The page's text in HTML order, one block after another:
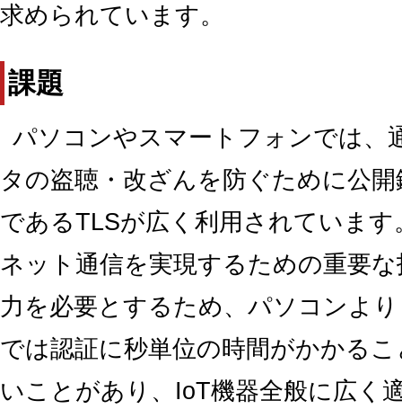
求められています。
課題
パソコンやスマートフォンでは、
タの盗聴・改ざんを防ぐために公
であるTLSが広く利用されていま
ネット通信を実現するための重要
力を必要とするため、パソコンよ
では認証に秒単位の時間がかかる
いことがあり、IoT機器全般に広く